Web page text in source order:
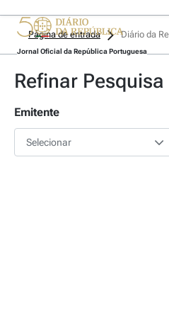
Jornal Oficial da República Portuguesa
Página de entrada Diário da
Refinar Pesquisa
Emitente
Selecionar